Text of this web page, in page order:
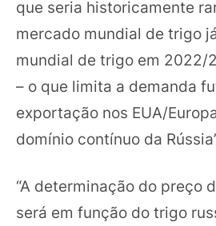
que seria historicamente
mercado mundial de trigo
mundial de trigo em 2022/
– o que limita a demanda
exportação nos EUA/
domínio contínuo da
“A determinação do preço
será em função do trigo